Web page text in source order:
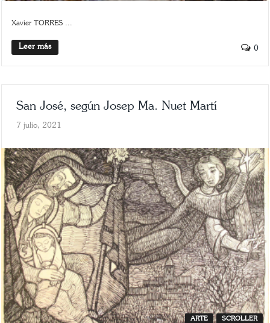
Xavier TORRES ...
Leer más 0
San José, según Josep Ma. Nuet Martí
7 julio, 2021
ARTE SCROLLER